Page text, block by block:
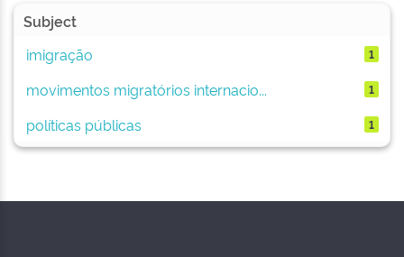
Subject
imigração
1
movimentos migratórios internacio... 1
políticas públicas 1